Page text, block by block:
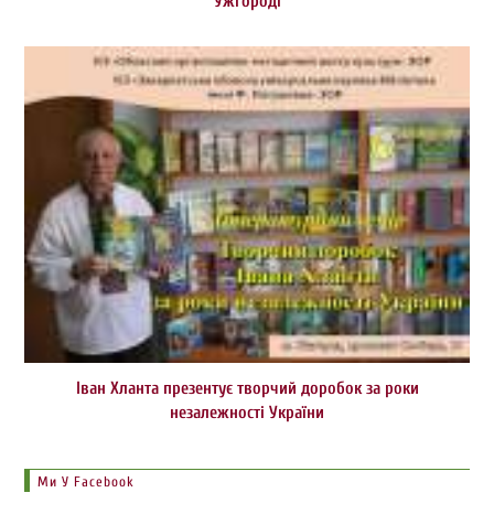
Іван Хланта презентує творчий доробок за роки
незалежності України
Ми У Facebook